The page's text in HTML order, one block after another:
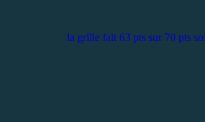
la grille fait 63 pts sur 70 pts